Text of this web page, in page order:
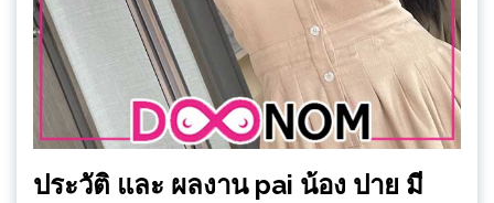
ประวัติ และ ผลงาน pai น้อง ปาย มี